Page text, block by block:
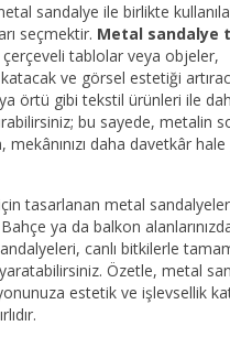
sandalye ile birlikte
seçmektir. Metal sandalye
tablolar veya objeler,
ve görsel estetiği
örtü gibi tekstil ürünleri ile
bu sayede, metalin
daha davetkâr
tasarlanan metal
ya da balkon
canlı bitkilerle
Özetle, metal
estetik ve işlevsellik